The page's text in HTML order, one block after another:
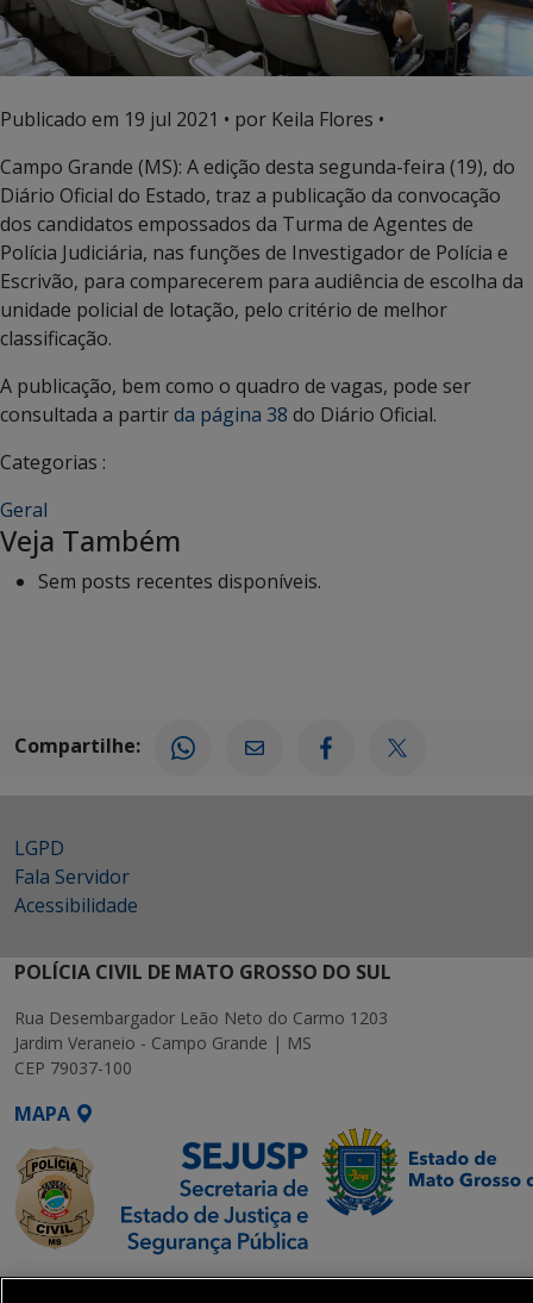
Publicado em 19 jul 2021 • por Keila Flores •
Campo Grande (MS): A edição desta segunda-feira (19), do
Diário Oficial do Estado, traz a publicação da convocação
dos candidatos empossados da Turma de Agentes de
Polícia Judiciária, nas funções de Investigador de Polícia e
Escrivão, para comparecerem para audiência de escolha da
unidade policial de lotação, pelo critério de melhor
classificação.
A publicação, bem como o quadro de vagas, pode ser
consultada a partirda página 38 do Diário Oficial.
Categorias :
Geral
Veja Também
Sem posts recentes disponíveis.
Compartilhe:
LGPD
Fala Servidor
Acessibilidade
POLÍCIA CIVIL DE MATO GROSSO DO SUL
Rua Desembargador Leão Neto do Carmo 1203
Jardim Veraneio - Campo Grande | MS
CEP 79037-100
MAPA
SETDIG | Secretaria-